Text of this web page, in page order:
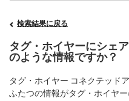
検索結果に戻る
タグ・ホイヤーにシェ
のような情報ですか？
タグ・ホイヤー コネクテッド
ふたつの情報がタグ・ホイヤー